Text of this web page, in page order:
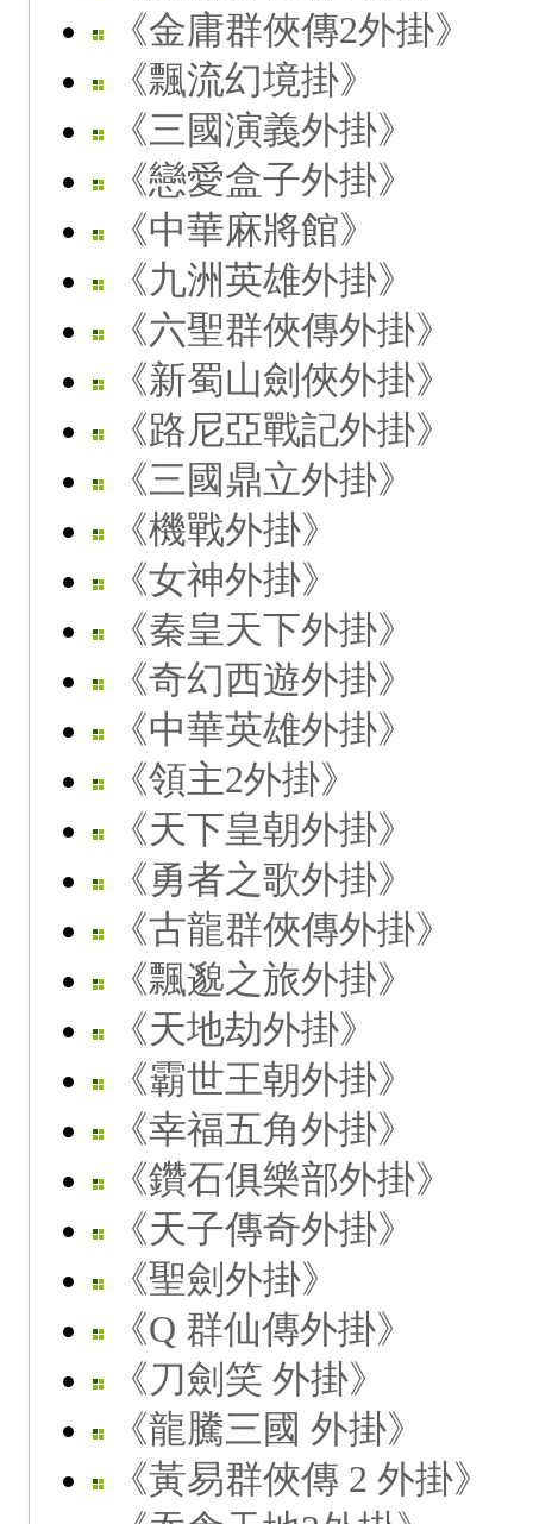
《金庸群俠傳2外掛》
《飄流幻境掛》
《三國演義外掛》
《戀愛盒子外掛》
《中華麻將館》
《九洲英雄外掛》
《六聖群俠傳外掛》
《新蜀山劍俠外掛》
《路尼亞戰記外掛》
《三國鼎立外掛》
《機戰外掛》
《女神外掛》
《秦皇天下外掛》
《奇幻西遊外掛》
《中華英雄外掛》
《領主2外掛》
《天下皇朝外掛》
《勇者之歌外掛》
《古龍群俠傳外掛》
《飄邈之旅外掛》
《天地劫外掛》
《霸世王朝外掛》
《幸福五角外掛》
《鑽石俱樂部外掛》
《天子傳奇外掛》
《聖劍外掛》
《Q 群仙傳外掛》
《刀劍笑 外掛》
《龍騰三國 外掛》
《黃易群俠傳 2 外掛》